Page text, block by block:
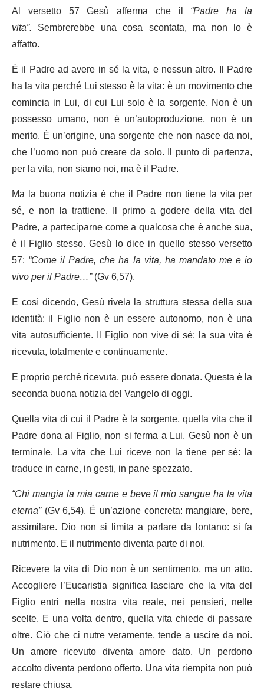
Al versetto 57 Gesù afferma che il “Padre ha la
vita”. Sembrerebbe una cosa scontata, ma non lo è
affatto.
È il Padre ad avere in sé la vita, e nessun altro. Il Padre
ha la vita perché Lui stesso è la vita: è un movimento che
comincia in Lui, di cui Lui solo è la sorgente. Non è un
possesso umano, non è un’autoproduzione, non è un
merito. È un’origine, una sorgente che non nasce da noi,
che l’uomo non può creare da solo. Il punto di partenza,
per la vita, non siamo noi, ma è il Padre.
Ma la buona notizia è che il Padre non tiene la vita per
sé, e non la trattiene. Il primo a godere della vita del
Padre, a parteciparne come a qualcosa che è anche sua,
è il Figlio stesso. Gesù lo dice in quello stesso versetto
57: “Come il Padre, che ha la vita, ha mandato me e io
vivo per il Padre…”(Gv 6,57).
E così dicendo, Gesù rivela la struttura stessa della sua
identità: il Figlio non è un essere autonomo, non è una
vita autosufficiente. Il Figlio non vive di sé: la sua vita è
ricevuta, totalmente e continuamente.
E proprio perché ricevuta, può essere donata. Questa è la
seconda buona notizia del Vangelo di oggi.
Quella vita di cui il Padre è la sorgente, quella vita che il
Padre dona al Figlio, non si ferma a Lui. Gesù non è un
terminale. La vita che Lui riceve non la tiene per sé: la
traduce in carne, in gesti, in pane spezzato.
“Chi mangia la mia carne e beve il mio sangue ha la vita
eterna”(Gv 6,54). È un’azione concreta: mangiare, bere,
assimilare. Dio non si limita a parlare da lontano: si fa
nutrimento. E il nutrimento diventa parte di noi.
Ricevere la vita di Dio non è un sentimento, ma un atto.
Accogliere l’Eucaristia significa lasciare che la vita del
Figlio entri nella nostra vita reale, nei pensieri, nelle
scelte. E una volta dentro, quella vita chiede di passare
oltre. Ciò che ci nutre veramente, tende a uscire da noi.
Un amore ricevuto diventa amore dato. Un perdono
accolto diventa perdono offerto. Una vita riempita non può
restare chiusa.